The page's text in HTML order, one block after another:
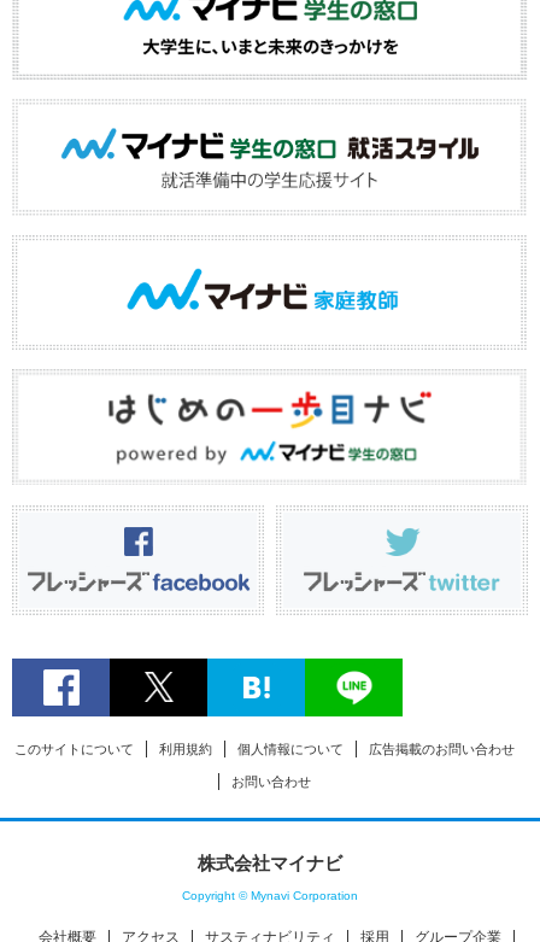
このサイトについて 利用規約 個人情報について 広告掲載のお問い合わせ
お問い合わせ
株式会社マイナビ
Copyright © Mynavi Corporation
会社概要 アクセス サスティナビリティ 採用 グループ企業